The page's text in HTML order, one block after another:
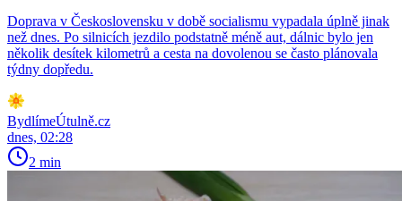
Doprava v Československu v době socialismu vypadala úplně jinak
než dnes. Po silnicích jezdilo podstatně méně aut, dálnic bylo jen
několik desítek kilometrů a cesta na dovolenou se často plánovala
týdny dopředu.
BydlímeÚtulně.cz
dnes, 02:28
2 min